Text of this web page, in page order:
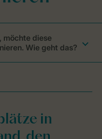
möchte diese
Wie geht das?
in